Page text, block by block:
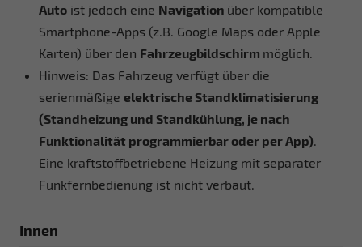
Auto ist jedoch eine Navigation über kompatible
Smartphone-Apps (z.B. Google Maps oder Apple
Karten) über den Fahrzeugbildschirm möglich.
Hinweis: Das Fahrzeug verfügt über die
serienmäßige elektrische Standklimatisierung
(Standheizung und Standkühlung, je nach
Funktionalität programmierbar oder per App)
Eine kraftstoffbetriebene Heizung mit separater
Funkfernbedienung ist nicht verbaut.
Innen